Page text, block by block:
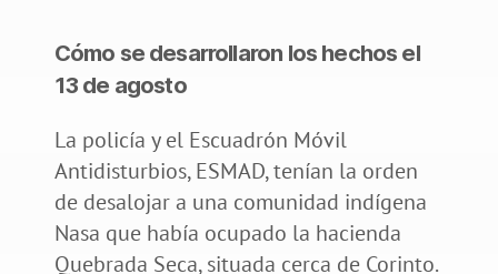
Cómo se desarrollaron los hechos el
13 de agosto
La policía y el Escuadrón Móvil
Antidisturbios, ESMAD, tenían la orden
de desalojar a una comunidad indígena
Nasa que había ocupado la hacienda
Quebrada Seca, situada cerca de Corinto.